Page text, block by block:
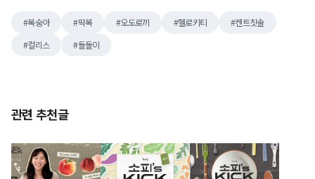
복숭아 딱복 오도로끼 헬로키티
켄트칫솔
컬리스
돌돌이
관련 추천글